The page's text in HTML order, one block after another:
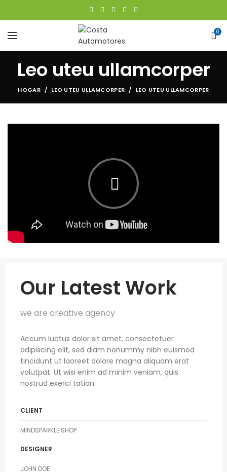
0
Leo uteu ullamcorper
HOGAR LEO UTEU ULLAMCORPER LEO UTEU ULLAMCORPER
Our Latest Work
we are creative agency
Accum luctus dolor sit amet, consectetuer
adipiscing elit, sed diam nonummy nibh euismod
tincidunt ut laoreet dolore magna aliquam erat
volutpat. Ut wisi enim ad minim veniam, quis
nostrud exerci tation.
CLIENT
MINDSPARKLE SHOP
DESIGNER
JOHN DOE